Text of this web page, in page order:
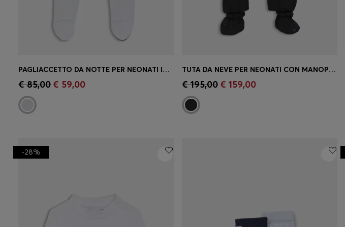
Acquisto rapido
taglia)
PAGLIACCETTO DA NOTTE PER NEONATI IN COTONE CON GRAFICA CON LOGO
€ 85,00 € 59,00 Acquisto rapido
taglia)
TUTA DA NEVE PER NEONATI CON MANOPOLE E SCARPINE RIMOVIBILI
€ 195,00 € 159,00
-28%